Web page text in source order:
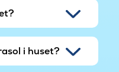
i huset?